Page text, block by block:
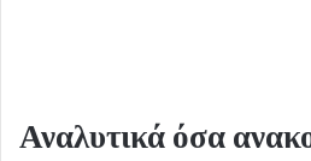
Αναλυτικά όσα